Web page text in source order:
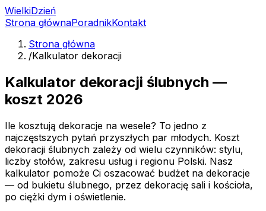
WielkiDzień
Strona głównaPoradnikKontakt
Strona główna
/Kalkulator dekoracji
Kalkulator dekoracji ślubnych —
koszt 2026
Ile kosztują dekoracje na wesele? To jedno z
najczęstszych pytań przyszłych par młodych. Koszt
dekoracji ślubnych zależy od wielu czynników: stylu,
liczby stołów, zakresu usług i regionu Polski. Nasz
kalkulator pomoże Ci oszacować budżet na dekoracje
— od bukietu ślubnego, przez dekorację sali i kościoła,
po ciężki dym i oświetlenie.